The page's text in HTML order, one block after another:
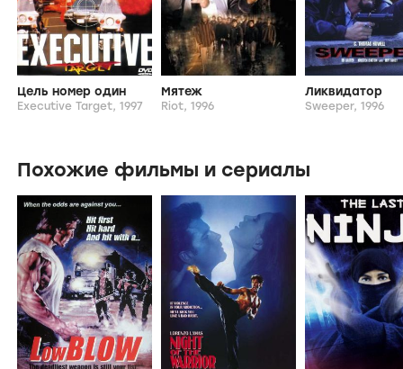
Цель номер один
Executive Target, 1997
Мятеж
Riot, 1996
Ликвидатор
Sweeper, 1996
Похожие фильмы и сериалы